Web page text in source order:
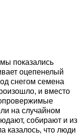
показались
оцепенелый
снегом семена
и вместо
на случайном
собирают и из
казалось, что люди